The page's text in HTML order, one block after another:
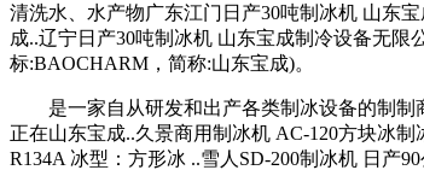
清洗水、水产物广东江门日产30吨制冰机 山东
成..辽宁日产30吨制冰机 山东宝成制冷设备无
标:BAOCHARM，简称:山东宝成)。
是一家自从研发和出产各类制冰设备的制制商
正在山东宝成..久景商用制冰机 AC-120方块冰
R134A 冰型：方形冰 ..雪人SD-200制冰机 日产